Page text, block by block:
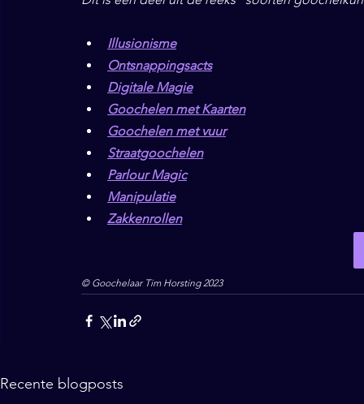
Illusionisme
Ontsnappingsacts
Digitale Magie
Goochelen met Kaarten
Goochelen met vuur
Straatgoochelen
Parlour Magic
Manipulatie
Zakkenrollen
© Goochelaar Tim Horsting 2023
Recente blogposts